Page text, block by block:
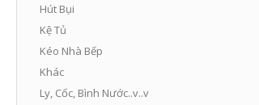
Hút Bụi
Kệ Tủ
Kéo Nhà Bếp
Khác
Ly, Cốc, Bình Nước..v..v